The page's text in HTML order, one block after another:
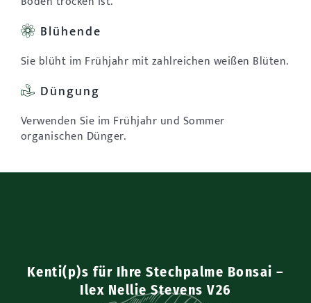
Blühende
Sie blüht im Frühjahr mit zahlreichen weißen Blüten.
Düngung
Verwenden Sie im Frühjahr und Sommer
organischen Dünger.
Kenti(p)s für Ihre Stechpalme Bonsai –
Ilex Nellie Stevens V26